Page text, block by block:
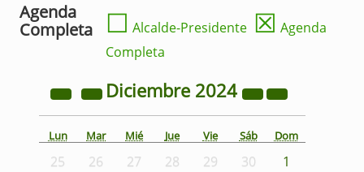
Agenda
Completa
☐ Alcalde-Presidente ☒ Agenda
Completa
Diciembre 2024
Lun Mar Mié Jue Vie Sáb Dom
25 26 27 28 29 30
1